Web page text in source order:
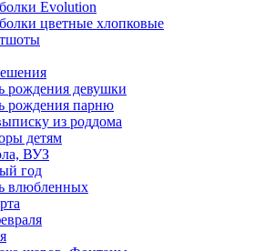
Evolution
цветные хлопковые
рождения девушки
рождения парню
из роддома
детям
ВУЗ
год
влюбленных